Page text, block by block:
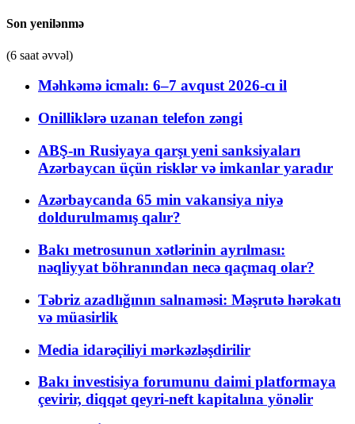
Son yenilənmə
(6 saat əvvəl)
Məhkəmə icmalı: 6–7 avqust 2026-cı il
Onilliklərə uzanan telefon zəngi
ABŞ-ın Rusiyaya qarşı yeni sanksiyaları
Azərbaycan üçün risklər və imkanlar yaradır
Azərbaycanda 65 min vakansiya niyə
doldurulmamış qalır?
Bakı metrosunun xətlərinin ayrılması:
nəqliyyat böhranından necə qaçmaq olar?
Təbriz azadlığının salnaməsi: Məşrutə hərəkatı
və müasirlik
Media idarəçiliyi mərkəzləşdirilir
Bakı investisiya forumunu daimi platformaya
çevirir, diqqət qeyri-neft kapitalına yönəlir